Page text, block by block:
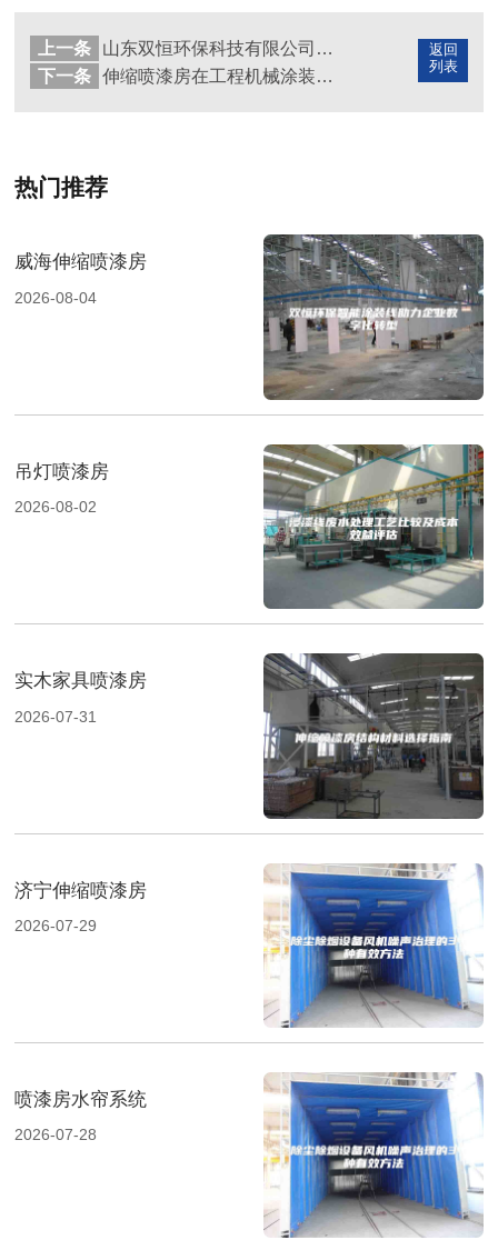
返回
列表
上一条
山东双恒环保科技有限公司客户评价
下一条
伸缩喷漆房在工程机械涂装中的特殊设计要点
热门推荐
威海伸缩喷漆房
2026-08-04
吊灯喷漆房
2026-08-02
实木家具喷漆房
2026-07-31
济宁伸缩喷漆房
2026-07-29
喷漆房水帘系统
2026-07-28